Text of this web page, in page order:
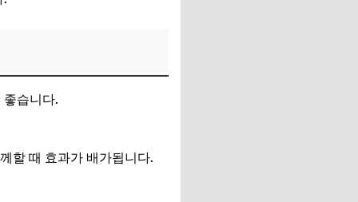
습니다.
할 때 효과가 배가됩니다.